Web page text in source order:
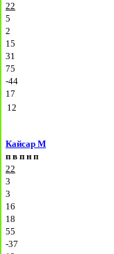
22
5
2
15
31
75
-44
17
12
Кайсар М
п в п н п
22
3
3
16
18
55
-37